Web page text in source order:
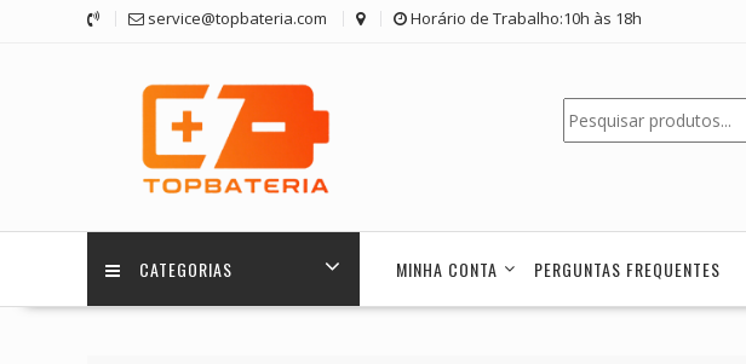
service@topbateria.com Horário de Trabalho:10h às 18h
Pesquisar
CATEGORIAS MINHA CONTA PERGUNTAS FREQUENTES